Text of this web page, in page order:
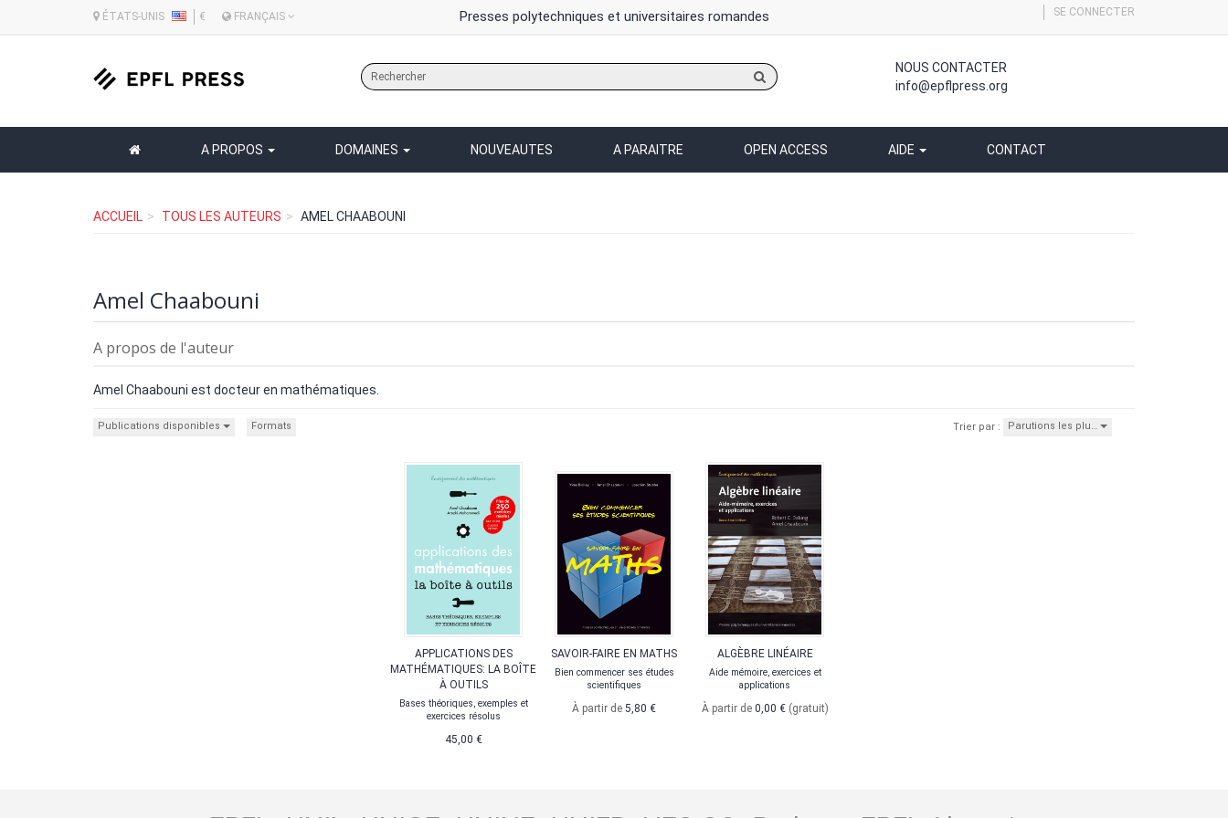
ÉTATS-UNIS € FRANÇAIS Presses polytechniques et universitaires romandes SE CONNECTER
sur
site
NOUS CONTACTER
info@epflpress.org
A PROPOS DOMAINES NOUVEAUTES A PARAITRE OPEN ACCESS AIDE CONTACT
ACCUEIL TOUS LES AUTEURS AMEL CHAABOUNI
Amel Chaabouni
A propos de l'auteur
Amel Chaabouni est docteur en mathématiques.
Publications disponibles Formats Trier par : Parutions les plu…
APPLICATIONS DES
MATHÉMATIQUES: LA BOÎTE
À OUTILS
Bases théoriques, exemples et
exercices résolus
45,00 €
SAVOIR-FAIRE EN MATHS
Bien commencer ses études
scientifiques
À partir de 5,80 €
ALGÈBRE LINÉAIRE
Aide mémoire, exercices et
applications
À partir de 0,00 € (gratuit)